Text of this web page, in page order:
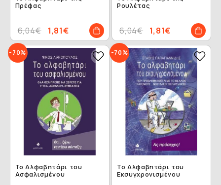
Πρέφας
1,81€
6,04€
Ρουλέτας
1,81€
6,04€
-70%
Το Αλφαβητάρι του
Ασφαλισμένου
-70%
Το Αλφαβητάρι του
Εκσυγχρονισμένου